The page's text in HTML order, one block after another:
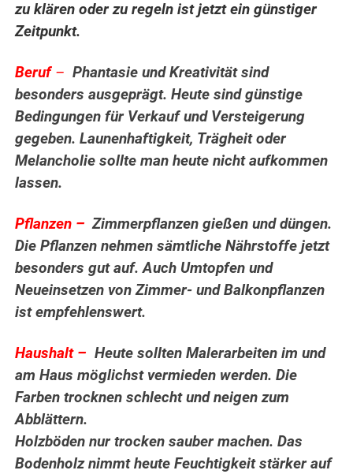
zu klären oder zu regeln ist jetzt ein günstiger
Zeitpunkt.
Beruf– Phantasie und Kreativität sind
besonders ausgeprägt. Heute sind günstige
Bedingungen für Verkauf und Versteigerung
gegeben. Launenhaftigkeit, Trägheit oder
Melancholie sollte man heute nicht aufkommen
lassen.
Pflanzen – Zimmerpflanzen gießen unddüngen.
Die Pflanzen nehmen sämtliche Nährstoffe jetzt
besonders gut auf. Auch Umtopfen und
Neueinsetzen von Zimmer- und Balkonpflanzen
ist empfehlenswert.
Haushalt –Heute sollten Malerarbeiten im und
am Haus möglichst vermieden werden. Die
Farben trocknen schlecht und neigen zum
Abblättern.
Holzböden nur trocken sauber machen. Das
Bodenholz nimmt heute Feuchtigkeit stärker auf